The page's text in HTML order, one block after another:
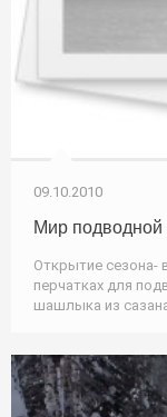
09.10.2010
Мир
Открытие сезона-
перчатках для
шашлыка из